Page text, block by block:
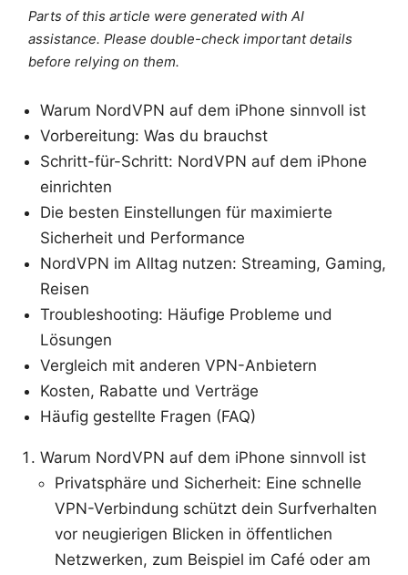
Parts of this article were generated with AI
assistance. Please double-check important details
before relying on them.
Warum NordVPN auf dem iPhone sinnvoll ist
Vorbereitung: Was du brauchst
Schritt-für-Schritt: NordVPN auf dem iPhone
einrichten
Die besten Einstellungen für maximierte
Sicherheit und Performance
NordVPN im Alltag nutzen: Streaming, Gaming,
Reisen
Troubleshooting: Häufige Probleme und
Lösungen
Vergleich mit anderen VPN-Anbietern
Kosten, Rabatte und Verträge
Häufig gestellte Fragen (FAQ)
Warum NordVPN auf dem iPhone sinnvoll ist
Privatsphäre und Sicherheit: Eine schnelle
VPN-Verbindung schützt dein Surfverhalten
vor neugierigen Blicken in öffentlichen
Netzwerken, zum Beispiel im Café oder am